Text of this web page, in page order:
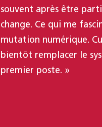
souvent après être
change. Ce qui me
mutation numérique.
bientôt remplacer le
premier poste. »